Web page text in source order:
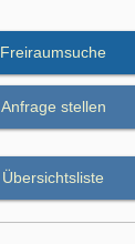
Freiraumsuche
Anfrage stellen
Übersichtsliste